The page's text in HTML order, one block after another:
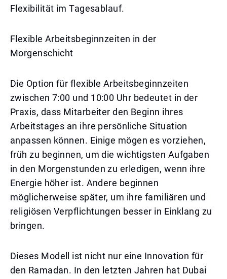
Flexibilität im Tagesablauf.
Flexible Arbeitsbeginnzeiten in der
Morgenschicht
Die Option für flexible Arbeitsbeginnzeiten
zwischen 7:00 und 10:00 Uhr bedeutet in der
Praxis, dass Mitarbeiter den Beginn ihres
Arbeitstages an ihre persönliche Situation
anpassen können. Einige mögen es vorziehen,
früh zu beginnen, um die wichtigsten Aufgaben
in den Morgenstunden zu erledigen, wenn ihre
Energie höher ist. Andere beginnen
möglicherweise später, um ihre familiären und
religiösen Verpflichtungen besser in Einklang zu
bringen.
Dieses Modell ist nicht nur eine Innovation für
den Ramadan. In den letzten Jahren hat Dubai